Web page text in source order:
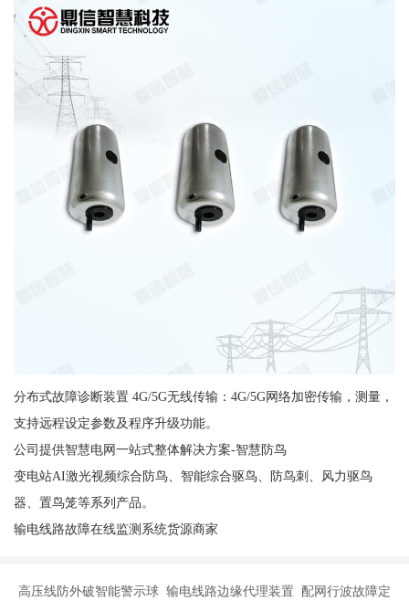
分布式故障诊断装置 4G/5G无线传输：4G/5G网络加密传输，测量，
支持远程设定参数及程序升级功能。
公司提供智慧电网一站式整体解决方案-智慧防鸟
变电站AI激光视频综合防鸟、智能综合驱鸟、防鸟刺、风力驱鸟
器、置鸟笼等系列产品。
输电线路故障在线监测系统货源商家
高压线防外破智能警示球 输电线路边缘代理装置 配网行波故障定